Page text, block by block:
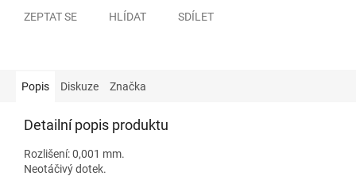
ZEPTAT SE HLÍDAT SDÍLET
Popis Diskuze Značka
Detailní popis produktu
Rozlišení: 0,001 mm.
Neotáčivý dotek.